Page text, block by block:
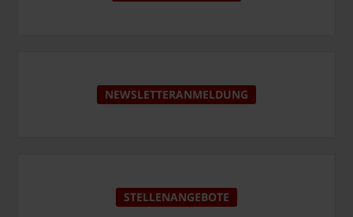
NEWSLETTERANMELDUNG
STELLENANGEBOTE